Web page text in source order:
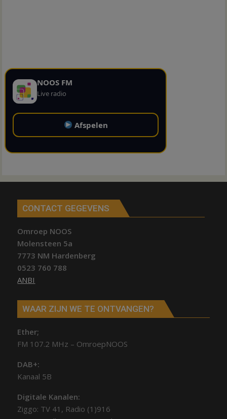
NOOS FM
Live radio
Afspelen
CONTACT GEGEVENS
Omroep NOOS
Molensteen 5a
7773 NM Hardenberg
0523 760 788
ANBI
WAAR ZIJN WE TE ONTVANGEN?
Ether;
FM 107.2 MHz – OmroepNOOS
DAB+:
Kanaal 5B
Digitale Kanalen:
Ziggo: TV 41, Radio (1)916